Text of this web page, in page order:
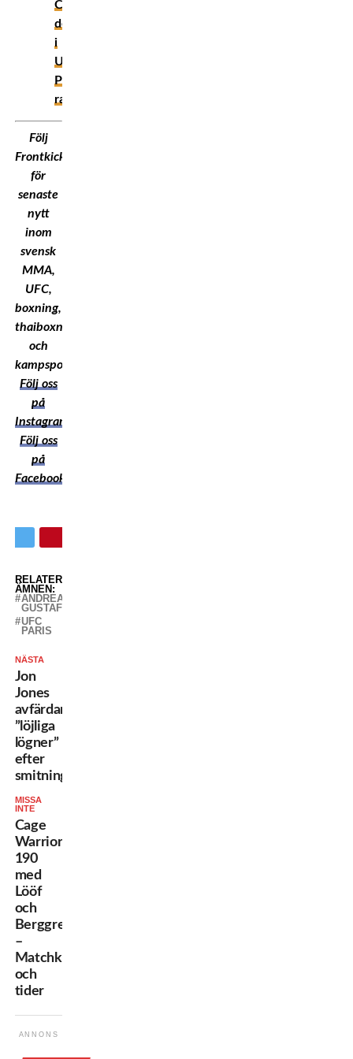
Chimaev
debuterar
i
UFC:s
P4P-
ranking
Följ
Frontkick.Online
för
senaste
nytt
inom
svensk
MMA,
UFC,
boxning,
thaiboxning
och
kampsport!
Följ oss
på
Instagram
Följ oss
på
Facebook
RELATERADE
ÄMNEN:
ANDREAS
GUSTAFSSON
UFC
PARIS
NÄSTA
Jon
Jones
avfärdar
”löjliga
lögner”
efter
smitningsanklagelser
MISSA
INTE
Cage
Warriors
190
med
Lööf
och
Berggren
–
Matchkort
och
tider
ANNONS